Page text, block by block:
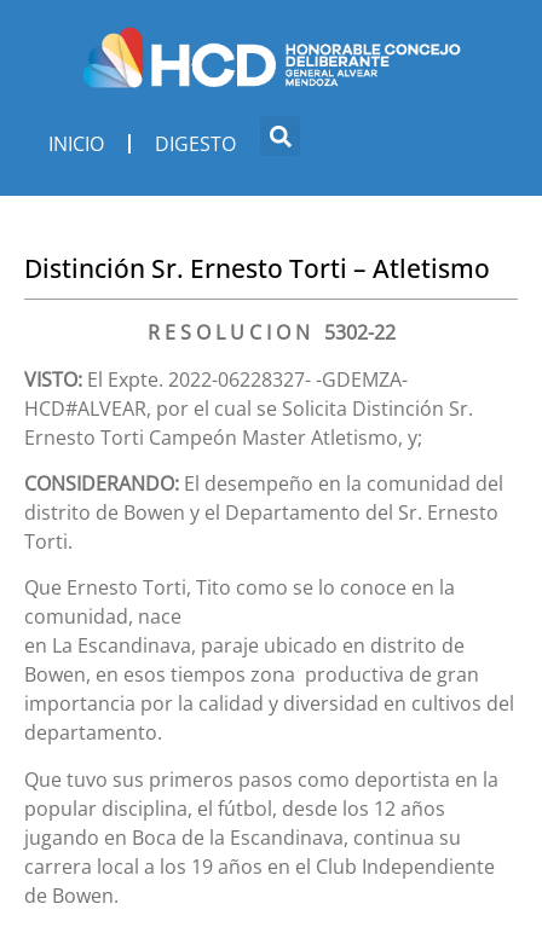
INICIO DIGESTO
Distinción Sr. Ernesto Torti – Atletismo
R E S O L U C I O N 5302-22
VISTO: El Expte. 2022-06228327- -GDEMZA-
HCD#ALVEAR, por el cual se Solicita Distinción Sr.
Ernesto Torti Campeón Master Atletismo, y;
CONSIDERANDO: El desempeño en la comunidad del
distrito de Bowen y el Departamento del Sr. Ernesto
Torti.
Que Ernesto Torti, Tito como se lo conoce en la
comunidad, nace
en La Escandinava, paraje ubicado en distrito de
Bowen, en esos tiempos zona productiva de gran
importancia por la calidad y diversidad en cultivos del
departamento.
Que tuvo sus primeros pasos como deportista en la
popular disciplina, el fútbol, desde los 12 años
jugando en Boca de la Escandinava, continua su
carrera local a los 19 años en el Club Independiente
de Bowen.